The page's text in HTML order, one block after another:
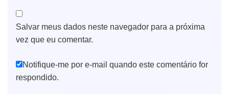
Salvar meus dados neste navegador para a próxima
vez que eu comentar.
Notifique-me por e-mail quando este comentário for
respondido.